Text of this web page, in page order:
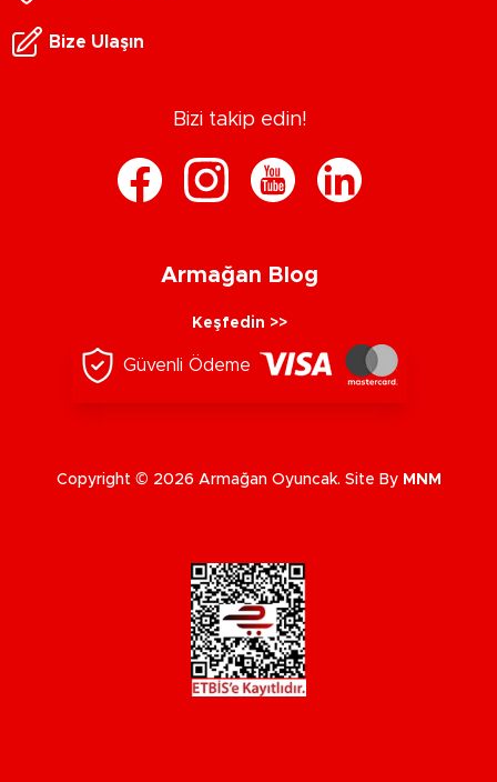
Bize Ulaşın
Bizi takip edin!
Armağan Blog
Keşfedin >>
Güvenli Ödeme
Copyright © 2026 Armağan Oyuncak. Site By MNM